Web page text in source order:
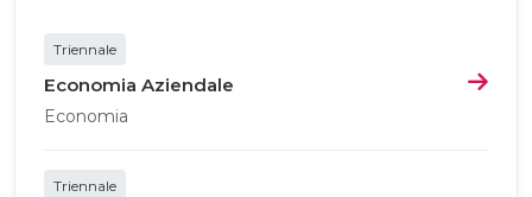
Triennale
Economia Aziendale
Economia
Triennale